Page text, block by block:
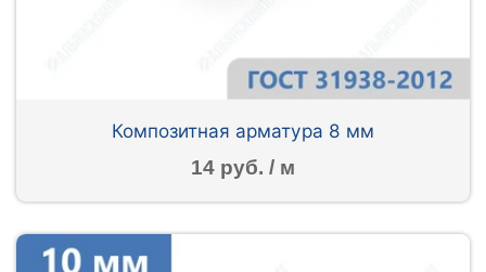
Композитная арматура 8 мм
14 руб. / м